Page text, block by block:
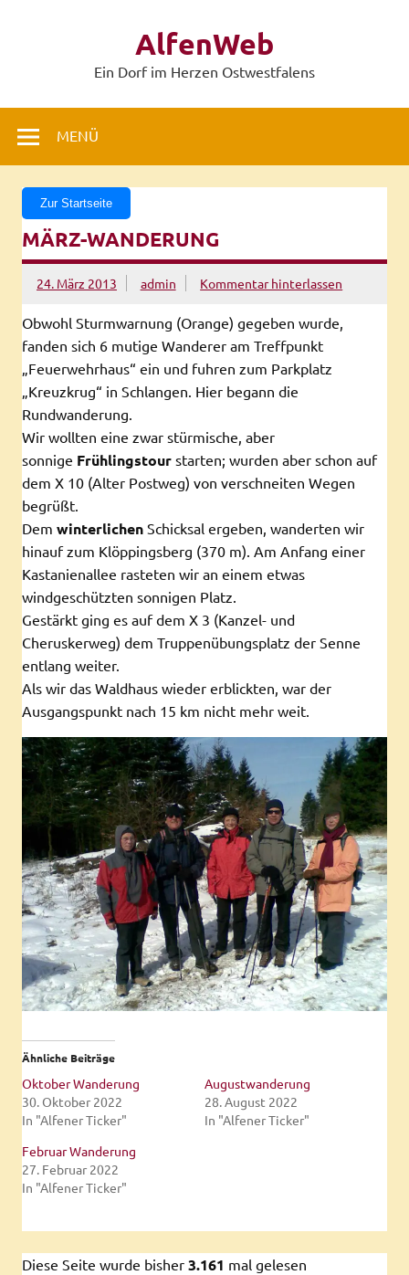
AlfenWeb
Ein Dorf im Herzen Ostwestfalens
MENÜ
Zur Startseite
MÄRZ-WANDERUNG
24. März 2013 admin Kommentar hinterlassen
Obwohl Sturmwarnung (Orange) gegeben wurde,
fanden sich 6 mutige Wanderer am Treffpunkt
„Feuerwehrhaus“ ein und fuhren zum Parkplatz
„Kreuzkrug“ in Schlangen. Hier begann die
Rundwanderung.
Wir wollten eine zwar stürmische, aber
sonnige Frühlingstour starten; wurden aber schon auf
dem X 10 (Alter Postweg) von verschneiten Wegen
begrüßt.
Dem winterlichen Schicksal ergeben, wanderten wir
hinauf zum Klöppingsberg (370 m). Am Anfang einer
Kastanienallee rasteten wir an einem etwas
windgeschützten sonnigen Platz.
Gestärkt ging es auf dem X 3 (Kanzel- und
Cheruskerweg) dem Truppenübungsplatz der Senne
entlang weiter.
Als wir das Waldhaus wieder erblickten, war der
Ausgangspunkt nach 15 km nicht mehr weit.
Ähnliche Beiträge
Oktober Wanderung
30. Oktober 2022
In "Alfener Ticker"
Augustwanderung
28. August 2022
In "Alfener Ticker"
Februar Wanderung
27. Februar 2022
In "Alfener Ticker"
Diese Seite wurde bisher 3.161 mal gelesen